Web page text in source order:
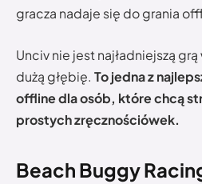
gracza nadaje się do grania
Unciv nie jest najładniejszą
dużą głębię. To jedna z
offline dla osób, które chcą
prostych zręcznościówek.
Beach Buggy